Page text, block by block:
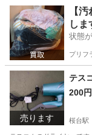
東京 練馬区 練馬
【
しま
状態
プリフ
売ります
テス
200円
桜台駅